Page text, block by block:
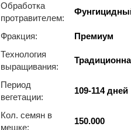
Обработка
протравителем:
Фракция:
Премиум
Технология
выращивания:
Период
вегетации:
109-114 дней
Кол. семян в
мешке:
150.000